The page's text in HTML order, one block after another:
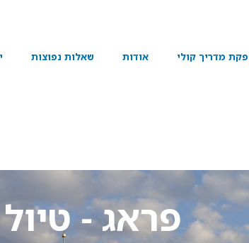
מדריך קולי אודות שאלות נפוצות
פראג -